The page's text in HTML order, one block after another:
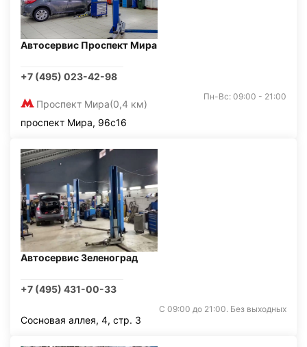
Автосервис Проспект Мира
+7 (495) 023-42-98
Проспект Мира(0,4 км)
Пн-Вс: 09:00 - 21:00
проспект Мира, 96с16
Автосервис Зеленоград
+7 (495) 431-00-33
С 09:00 до 21:00. Без выходных
Сосновая аллея, 4, стр. 3